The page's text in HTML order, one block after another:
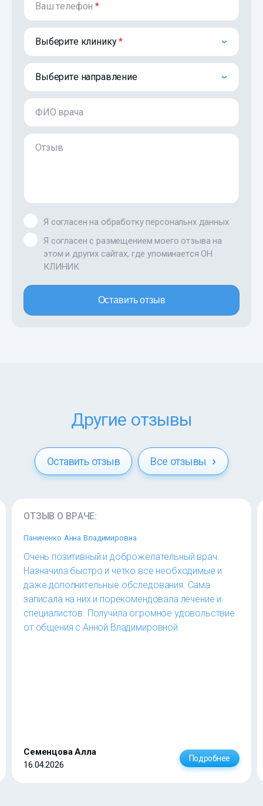
Ваш телефон*
Выберите клинику
Выберите направление
ФИО врача
Отзыв
Я согласен на обработку персональнх данных
Я согласен с размещением моего отзыва на
этом и других сайтах, где упоминается ОН
КЛИНИК
Оставить отзыв
Другие отзывы
Оставить отзыв Все отзывы
ОТЗЫВ О ВРАЧЕ:
Паниченко Анна Владимировна
Очень позитивный и доброжелательный врач.
Назначила быстро и четко все необходимые и
даже дополнительные обследования. Сама
записала на них и порекомендовала лечение и
специалистов. Получила огромное удовольствие
от общения с Анной Владимировной.
Семенцова Алла
16.04.2026
Подробнее